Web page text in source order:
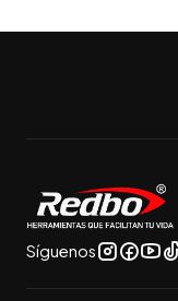
Síguenos